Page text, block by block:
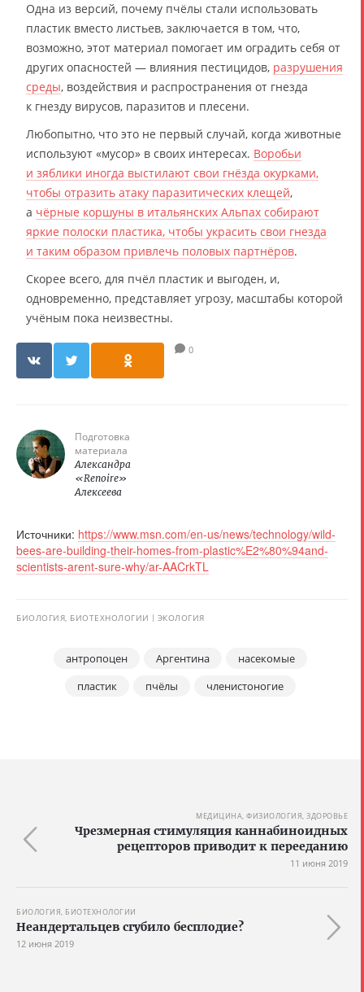
Одна из версий, почему пчёлы стали использовать
пластик вместо листьев, заключается в том, что,
возможно, этот материал помогает им оградить себя от
других опасностей — влияния пестицидов, разрушения
среды, воздействия и распространения от гнезда
к гнезду вирусов, паразитов и плесени.
Любопытно, что это не первый случай, когда животные
используют «мусор» в своих интересах. Воробьи
и зяблики иногда выстилают свои гнёзда окурками,
чтобы отразить атаку паразитических клещей,
а чёрные коршуны в итальянских Альпах собирают
яркие полоски пластика, чтобы украсить свои гнезда
и таким образом привлечь половых партнёров.
Скорее всего, для пчёл пластик и выгоден, и,
одновременно, представляет угрозу, масштабы которой
учёным пока неизвестны.
0
Подготовка
материала
Александра
«Renoire»
Алексеева
Источники: https://www.msn.com/en-us/news/technology/wild-
bees-are-building-their-homes-from-plastic%E2%80%94and-
scientists-arent-sure-why/ar-AACrkTL
БИОЛОГИЯ, БИОТЕХНОЛОГИИ ЭКОЛОГИЯ
антропоцен Аргентина
насекомые
пластик
пчёлы членистоногие
МЕДИЦИНА, ФИЗИОЛОГИЯ, ЗДОРОВЬЕ
Чрезмерная стимуляция каннабиноидных
рецепторов приводит к перееданию
11 июня 2019
БИОЛОГИЯ, БИОТЕХНОЛОГИИ
Неандертальцев сгубило бесплодие?
12 июня 2019